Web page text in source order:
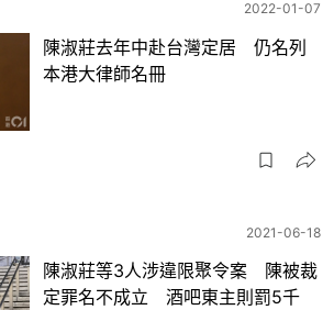
2022-01-07
陳淑莊去年中赴台灣定居 仍名列
本港大律師名冊
2021-06-18
陳淑莊等3人涉違限聚令案 陳被裁
定罪名不成立 酒吧東主則罰5千